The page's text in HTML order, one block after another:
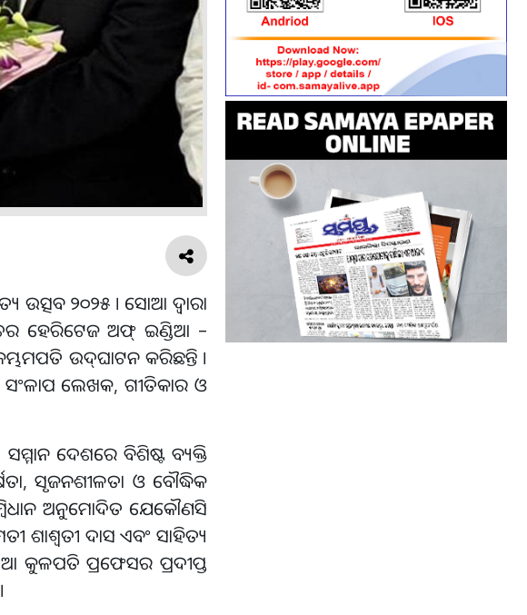
୨୦୨୫ । ସୋଆ ଦ୍ଵାରା
ହେରିଟେଜ ଅଫ୍ ଇଣ୍ଡିଆ –
ଉଦ୍‌ଘାଟନ କରିଛନ୍ତି ।
ସଂଳାପ ଲେଖକ, ଗୀତିକାର ଓ
ଦେଶରେ ବିଶିଷ୍ଟ ବ୍ୟକ୍ତି
ସୃଜନଶୀଳତା ଓ ବୌଦ୍ଧିକ
ଅନୁମୋଦିତ ଯେକୌଣସି
ଶାଶ୍ୱତୀ ଦାସ ଏବଂ ସାହିତ୍ୟ
କୁଳପତି ପ୍ରଫେସର ପ୍ରଦୀପ୍ତ